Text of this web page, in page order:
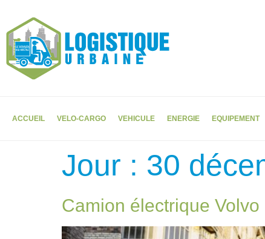
ACCUEIL VELO-CARGO VEHICULE ENERGIE EQUIPEMENT
Jour : 30
Camion électrique